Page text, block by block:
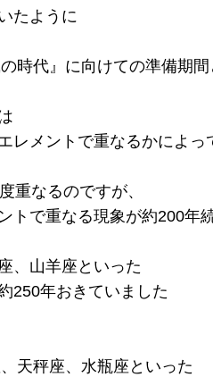
たように
時代』に向けての準備期
レメントで重なるかによっ
重なるのですが、
トで重なる現象が約200年
、山羊座といった
250年おきていました
天秤座、水瓶座といった